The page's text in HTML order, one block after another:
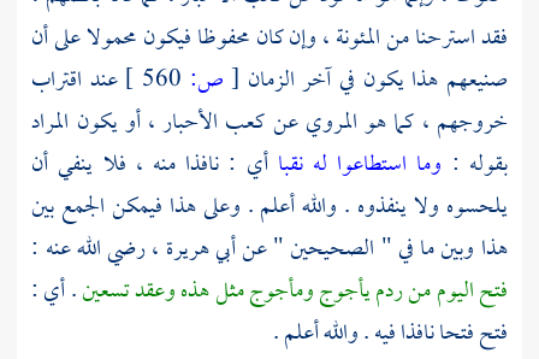
فقد استرحنا من المئونة ، وإن كان محفوظا فيكون محمولا على أن
صنيعهم هذا يكون في آخر الزمان [ص:
عند اقتراب
خروجهم ، كما هو المروي عنكعب الأحبار، أو يكون المراد
بقوله : وما استطاعوا له نقباأي : نافذا منه ، فلا ينفي أن
يلحسوه ولا ينفذوه . والله أعلم . وعلى هذا فيمكن الجمع بين
هذا وبين ما في " الصحيحين " عن أبي هريرة ، رضي الله عنه :
فتح اليوم من ردم يأجوج ومأجوج مثل هذه وعقد تسعين. أي :
فتح فتحا نافذا فيه . والله أعلم .